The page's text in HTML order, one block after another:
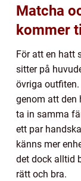
Matcha
kommer
För att en hatt
sitter på
övriga
genom att den
ta in samma
ett par
känns mer
det dock alltid
rätt och bra.